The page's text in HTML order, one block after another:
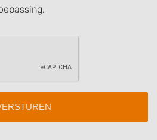
data